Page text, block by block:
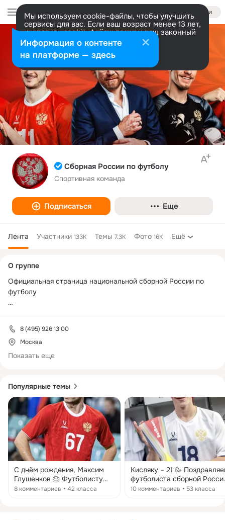
Войти
Мы используем cookie-файлы, чтобы улучшить
сервисы для вас. Если ваш возраст менее 13 лет,
настроить cookie-файлы должен ваш законный
представитель. Больше информации
Разрешить все Настроить
Сборная России по футболу
Спортивная команда
Подписаться Еще
Лента Участники 133K Темы 7.3K Фото 16K Ещё
Популярные темы
С днём рождения, Максим
Глушенков 🎂 Футболисту
сборной России исполнилось
8 комментариев 42 класса
Кисляку – 21 🥳 Поздравляем
футболиста сборной
с днём рождения! Желаем
10 комментариев 53 класса
колонка
О группе
Официальная страница национальной сборной России по
футболу
8 (495) 926 13 00
Москва
Показать еще
Информация о контенте
на платформе — здесь